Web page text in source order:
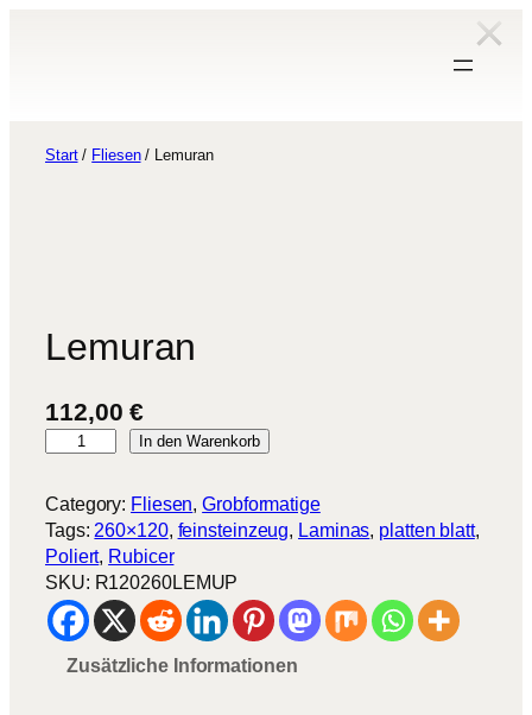
Start/ Fliesen/ Lemuran
Lemuran
112,00€
m
u
r
a
M
In den Warenkorb
Category: Fliesen, Grobformatige
Tags: 260×120, feinsteinzeug, Laminas, platten blatt
Poliert, Rubicer
SKU: R120260LEMUP
Zusätzliche Informationen